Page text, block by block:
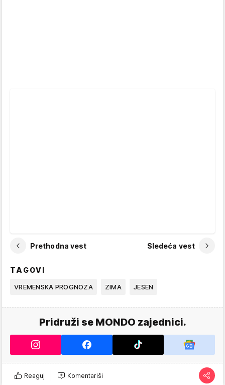
Prethodna vest Sledeća vest
TAGOVI
VREMENSKA PROGNOZA ZIMA JESEN
Pridruži se MONDO zajednici.
Reaguj Komentariši